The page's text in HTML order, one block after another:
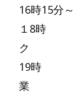
16時15分
１8時 店
ク
19時
業